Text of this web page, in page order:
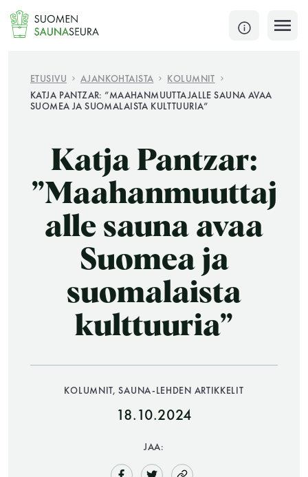
Siirry
sisältöön
SULJE
Jokaisen kuun 1. lauantai on jaettu ja jokaisen kuun
KATSO TARKEMMAT AUKIOLOAJAT
JÄSENSIVUT
Saunatalo on avoinna
HAE
ETUSIVU AJANKOHTAISTA
KOLUMNIT
KATJA PANTZAR: ”MAAHANMUUTTAJALLE SAUNA AVAA
SUOMEA JA SUOMALAISTA KULTTUURIA”
Katja Pantzar:
”Maahanmuuttaj
alle sauna avaa
Suomea ja
suomalaista
kulttuuria”
KOLUMNIT, SAUNA-LEHDEN ARTIKKELIT
18.10.2024
JAA: